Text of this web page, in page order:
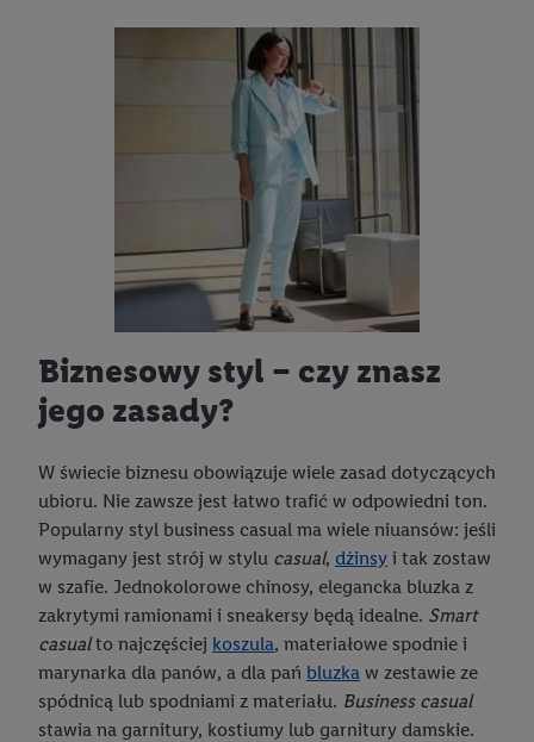
Biznesowy styl – czy znasz
jego zasady?
W świecie biznesu obowiązuje wiele zasad dotyczących
ubioru. Nie zawsze jest łatwo trafić w odpowiedni ton.
Popularny styl business casual ma wiele niuansów: jeśli
wymagany jest strój w stylu casual, dżinsy i tak zostaw
w szafie. Jednokolorowe chinosy, elegancka bluzka z
zakrytymi ramionami i sneakersy będą idealne. Smart
casualto najczęściej koszula, materiałowe spodnie i
marynarka dla panów, a dla pań bluzka w zestawie ze
spódnicą lub spodniami z materiału. Business casual
stawia na garnitury, kostiumy lub garnitury damskie.